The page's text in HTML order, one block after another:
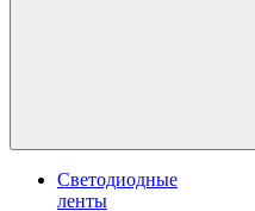
Светодиодные
ленты